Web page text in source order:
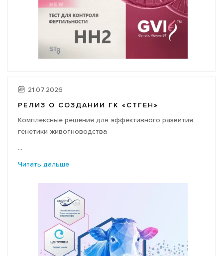
21.07.2026
РЕЛИЗ О СОЗДАНИИ ГК «СТГЕН»
Комплексные решения для эффективного развития
генетики животноводства
...
Читать дальше